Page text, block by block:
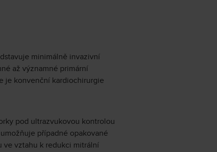
minimálně invazivní
až významné primární
je konvenční kardiochirurgie
pod ultrazvukovou kontrolou
případné opakované
ve vztahu k redukci mitrální